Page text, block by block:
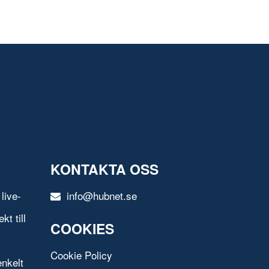
till
KONTAKTA OSS
info@hubnet.se
COOKIES
Cookie Policy